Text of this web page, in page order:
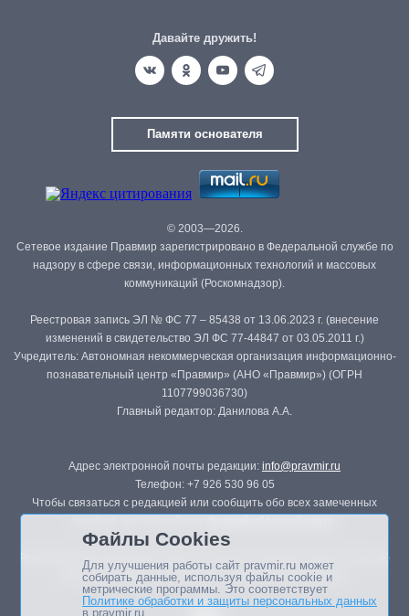
Давайте дружить!
Памяти основателя
© 2003—2026.
Сетевое издание Правмир зарегистрировано в Федеральной службе по
надзору в сфере связи, информационных технологий и массовых
коммуникаций (Роскомнадзор).
Реестровая запись ЭЛ № ФС 77 – 85438 от 13.06.2023 г. (внесение
изменений в свидетельство ЭЛ ФС 77-44847 от 03.05.2011 г.)
Учредитель: Автономная некоммерческая организация информационно-
познавательный центр «Правмир» (АНО «Правмир») (ОГРН
1107799036730)
Главный редактор: Данилова А.А.
Адрес электронной почты редакции: info@pravmir.ru
Телефон: +7 926 530 96 05
Чтобы связаться с редакцией или сообщить обо всех замеченных
Републикация материалов сайта в печатных изданиях (книгах, прессе)
возможна только с письменного разрешения редакции.
Файлы Cookies
Для улучшения работы сайт pravmir.ru может
собирать данные, используя файлы cookie и
метрические программы. Это соответствует
Политике обработки и защиты персональных данных
в pravmir.ru